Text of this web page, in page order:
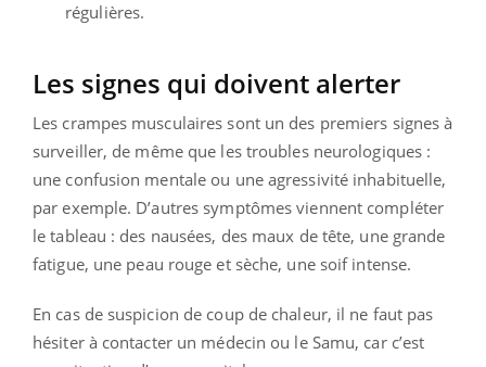
régulières.
Les signes qui doivent alerter
Les crampes musculaires sont un des premiers signes à
surveiller, de même que les troubles neurologiques :
une confusion mentale ou une agressivité inhabituelle,
par exemple. D’autres symptômes viennent compléter
le tableau : des nausées, des maux de tête, une grande
fatigue, une peau rouge et sèche, une soif intense.
En cas de suspicion de coup de chaleur, il ne faut pas
hésiter à contacter un médecin ou le Samu, car c’est